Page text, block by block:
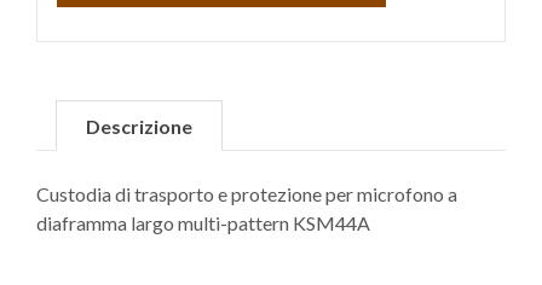
Descrizione
Custodia di trasporto e protezione per microfono a
diaframma largo multi-pattern KSM44A